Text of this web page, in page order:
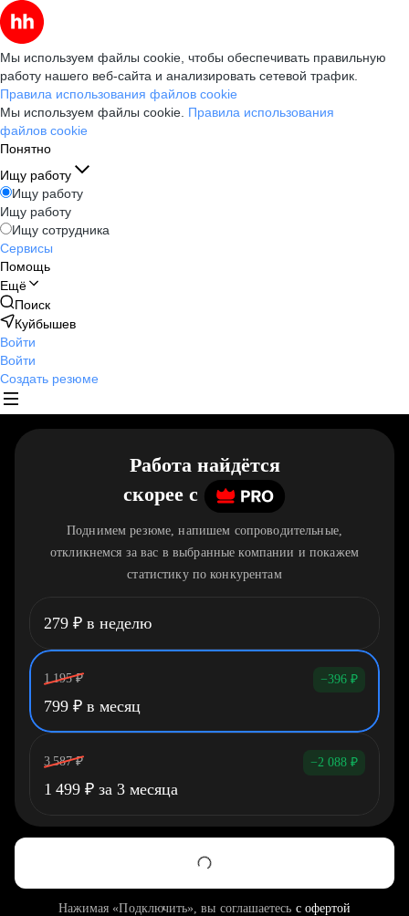
Мы используем файлы cookie, чтобы обеспечивать правильную
работу нашего веб-сайта и анализировать сетевой трафик.
Правила использования файлов cookie
Мы используем файлы cookie. Правила использования
файлов cookie
Понятно
Ищу работу
Ищу работу
Ищу работу
Ищу сотрудника
Сервисы
Помощь
Ещё
Поиск
Куйбышев
Войти
Войти
Создать резюме
Работа найдётся
скорее c
Поднимем резюме, напишем сопроводительные,
откликнемся за вас в выбранные компании и покажем
статистику по конкурентам
279 ₽ в неделю
1 195 ₽ −396 ₽
799 ₽ в месяц
3 587 ₽ −2 088 ₽
1 499 ₽ за 3 месяца
Нажимая «Подключить», вы соглашаетесь с офертой